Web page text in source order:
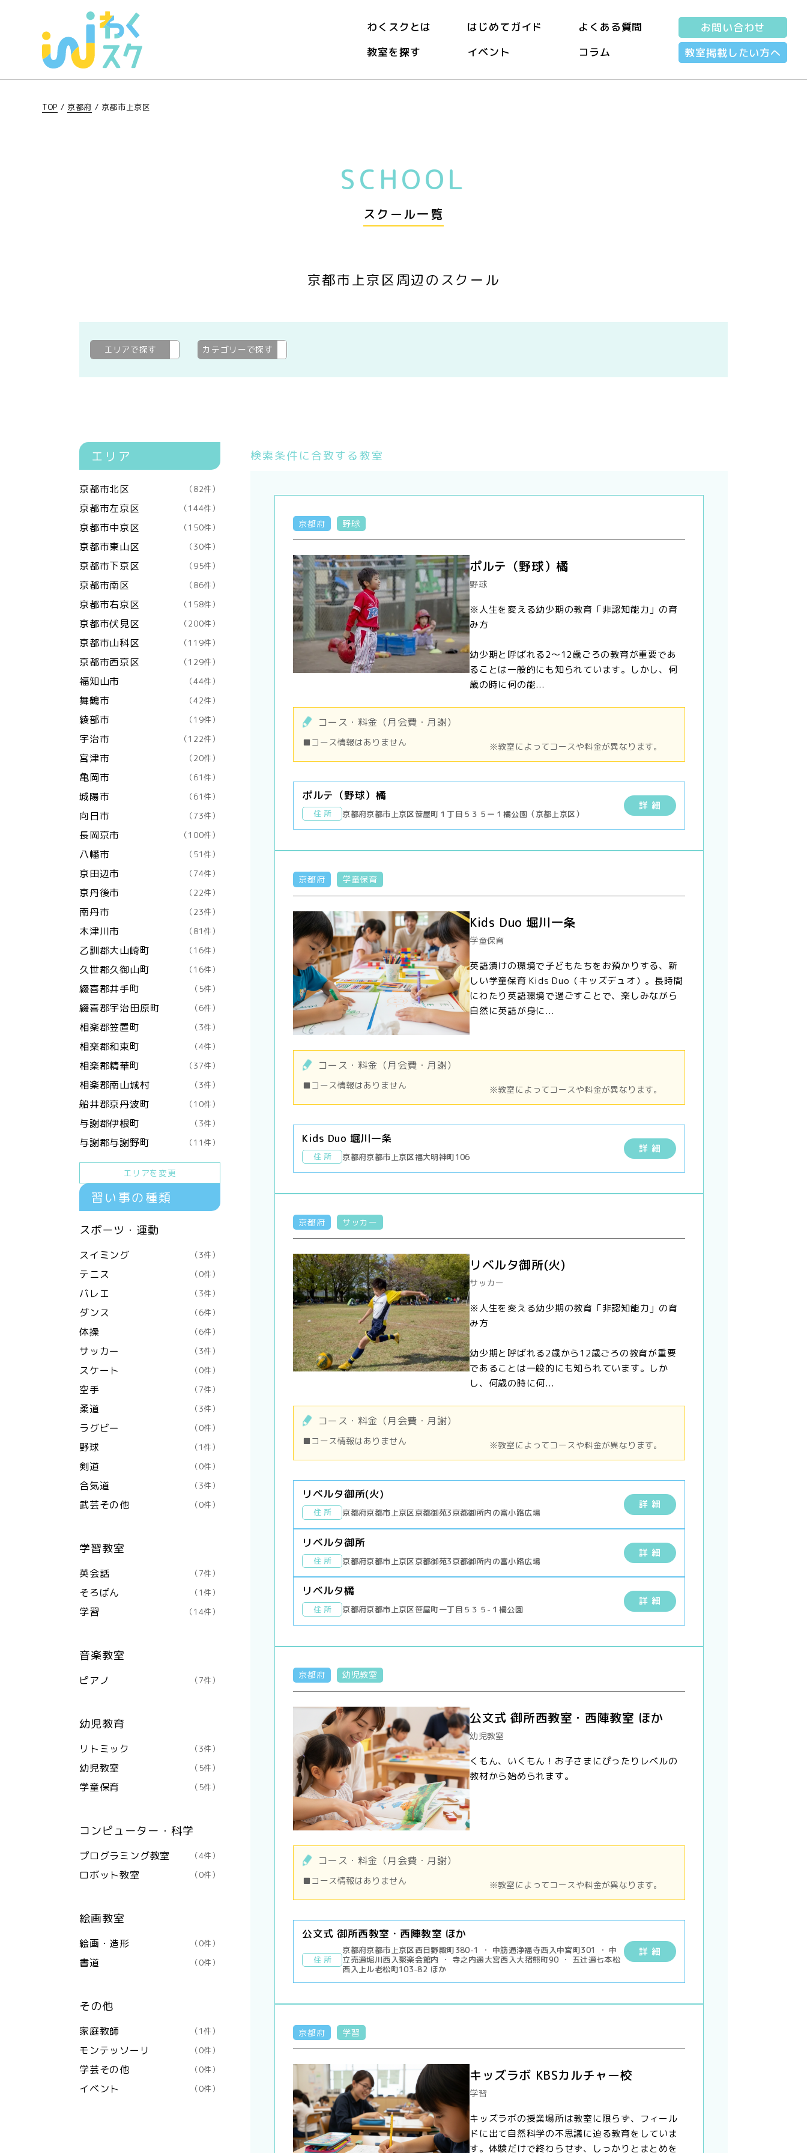
わくスクとは はじめてガイド
よくある質問
教室を探す
イベント コラム
お問い合わせ
教室掲載したい方へ
TOP / 京都府 / 京都市上京区
SCHOOL
スクール一覧
京都市上京区周辺のスクール
エリアで探す 京都市上京区
カテゴリーで探す
エリア
京都市北区 （82件）
京都市左京区 （144件）
京都市中京区 （150件）
京都市東山区 （30件）
京都市下京区 （95件）
京都市南区 （86件）
京都市右京区 （158件）
京都市伏見区 （200件）
京都市山科区 （119件）
京都市西京区 （129件）
福知山市 （44件）
舞鶴市 （42件）
綾部市 （19件）
宇治市 （122件）
宮津市 （20件）
亀岡市 （61件）
城陽市 （61件）
向日市 （73件）
長岡京市 （100件）
八幡市 （51件）
京田辺市 （74件）
京丹後市 （22件）
南丹市 （23件）
木津川市 （81件）
乙訓郡大山崎町 （16件）
久世郡久御山町 （16件）
綴喜郡井手町 （5件）
綴喜郡宇治田原町 （6件）
相楽郡笠置町 （3件）
相楽郡和束町 （4件）
相楽郡精華町 （37件）
相楽郡南山城村 （3件）
船井郡京丹波町 （10件）
与謝郡伊根町 （3件）
与謝郡与謝野町 （11件）
エリアを変更
習い事の種類
スポーツ・運動
スイミング （3件）
テニス （0件）
バレエ （3件）
ダンス （6件）
体操 （6件）
サッカー （3件）
スケート （0件）
空手 （7件）
柔道 （3件）
ラグビー （0件）
野球 （1件）
剣道 （0件）
合気道 （3件）
武芸その他 （0件）
学習教室
英会話 （7件）
そろばん （1件）
学習 （14件）
音楽教室
ピアノ （7件）
幼児教育
リトミック （3件）
幼児教室 （5件）
学童保育 （5件）
コンピューター・科学
プログラミング教室 （4件）
ロボット教室 （0件）
絵画教室
絵画・造形 （0件）
書道 （0件）
その他
家庭教師 （1件）
モンテッソーリ （0件）
学芸その他 （0件）
イベント （0件）
検索条件に合致する教室
京都府 野球
ポルテ（野球）橘
野球
※人生を変える幼少期の教育「非認知能力」の育
み方
幼少期と呼ばれる2〜12歳ごろの教育が重要であ
ることは一般的にも知られています。しかし、何
歳の時に何の能...
コース・料金（月会費・月謝）
■コース情報はありません ※教室によってコースや料金が異なります。
ポルテ（野球）橘
住 所 京都府京都市上京区笹屋町１丁目５３５ー１橘公園（京都上京区）
詳 細
京都府 学童保育
Kids Duo 堀川一条
学童保育
英語漬けの環境で子どもたちをお預かりする、新
しい学童保育 Kids Duo（キッズデュオ）。長時間
にわたり英語環境で過ごすことで、楽しみながら
自然に英語が身に...
コース・料金（月会費・月謝）
■コース情報はありません ※教室によってコースや料金が異なります。
Kids Duo 堀川一条
住 所 京都府京都市上京区福大明神町106
詳 細
京都府 サッカー
リベルタ御所(火)
サッカー
※人生を変える幼少期の教育「非認知能力」の育
み方
幼少期と呼ばれる2歳から12歳ごろの教育が重要
であることは一般的にも知られています。しか
し、何歳の時に何...
コース・料金（月会費・月謝）
■コース情報はありません ※教室によってコースや料金が異なります。
リベルタ御所(火)
住 所 京都府京都市上京区京都御苑3京都御所内の富小路広場
詳 細
リベルタ御所
住 所 京都府京都市上京区京都御苑3京都御所内の富小路広場
詳 細
リベルタ橘
住 所 京都府京都市上京区笹屋町一丁目５３５-１橘公園
詳 細
京都府 幼児教室
公文式 御所西教室・西陣教室 ほか
幼児教室
くもん、いくもん！お子さまにぴったりレベルの
教材から始められます。
コース・料金（月会費・月謝）
■コース情報はありません ※教室によってコースや料金が異なります。
公文式 御所西教室・西陣教室 ほか
住 所
京都府京都市上京区西日野殿町380-1 ・ 中筋通浄福寺西入中宮町301 ・ 中
立売通堀川西入聚楽会館内 ・ 寺之内通大宮西入大猪熊町90 ・ 五辻通七本松
西入上ル老松町103-82 ほか
詳 細
京都府 学習
キッズラボ KBSカルチャー校
学習
キッズラボの授業場所は教室に限らず、フィール
ドに出て自然科学の不思議に迫る教育をしていま
す。体験だけで終わらせず、しっかりとまとめを